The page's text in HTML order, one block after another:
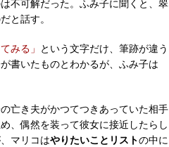
不可解だった。ふみ子に聞くと、翠
と話す。
みる」 という文字だけ、筆跡が違う
書いたものとわかるが、ふみ子は
亡き夫がかつてつきあっていた相手
、偶然を装って彼女に接近したらし
マリコはやりたいことリストの中に